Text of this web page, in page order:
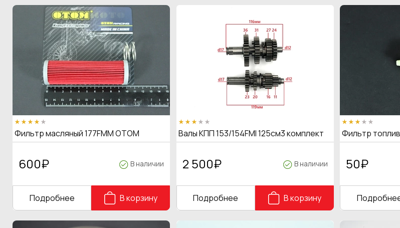
Фильтр масляный 177FMM OTOM
600₽ В наличии
Подробнее В корзину
Валы КПП 153/154FMI 125см3 комплект
2 500₽ В наличии
Подробнее В корзину
Фильтр
50₽